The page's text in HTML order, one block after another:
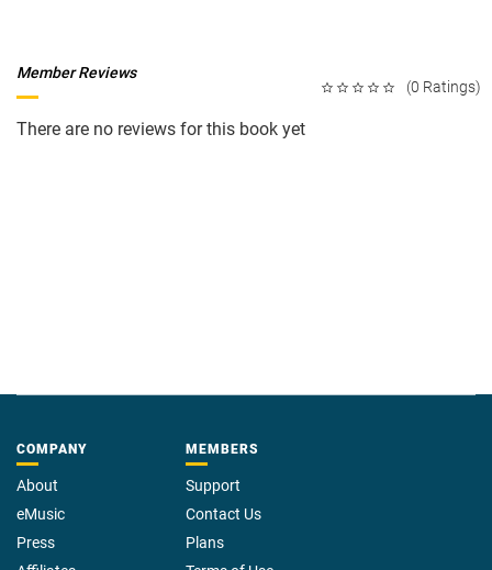
(0 Ratings)
Member Reviews
There are no reviews for this book yet
COMPANY
About
eMusic
Press
MEMBERS
Support
Contact Us
Plans